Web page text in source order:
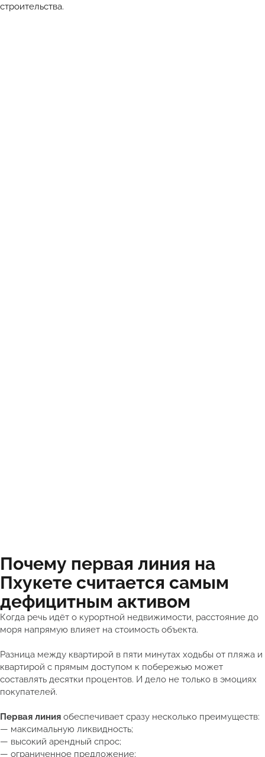
строительства.
Почему первая линия на
Пхукете считается самым
дефицитным активом
Когда речь идёт о курортной недвижимости, расстояние до
моря напрямую влияет на стоимость объекта.
Разница между квартирой в пяти минутах ходьбы от пляжа и
квартирой с прямым доступом к побережью может
составлять десятки процентов. И дело не только в эмоциях
покупателей.
Первая линия обеспечивает сразу несколько преимуществ:
— максимальную ликвидность;
— высокий арендный спрос;
— ограниченное предложение;